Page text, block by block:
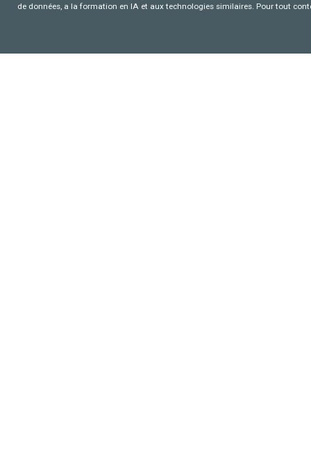
de données, a la formation en IA et aux technologies similaires. Pour tout